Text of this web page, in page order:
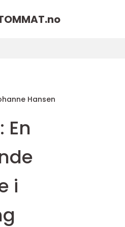
no
Hansen
En
i